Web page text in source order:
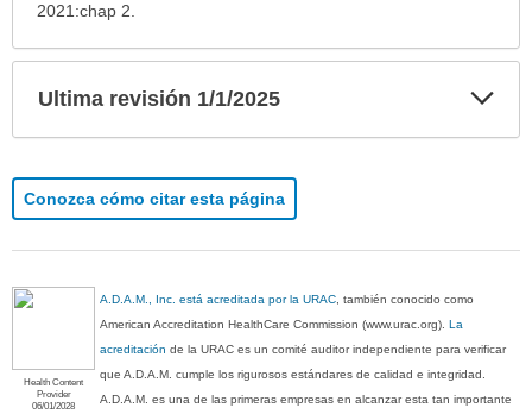
extendido.
2021:chap 2.
Ultima revisión 1/1/2025
Conozca cómo citar esta página
Health Content
Provider
06/01/2028
A.D.A.M., Inc. está acreditada por la URAC, también conocido como
American Accreditation HealthCare Commission (www.urac.org).La
acreditación de la URAC es un comité auditor independiente para verificar
que A.D.A.M. cumple los rigurosos estándares de calidad e integridad.
A.D.A.M. es una de las primeras empresas en alcanzar esta tan importante